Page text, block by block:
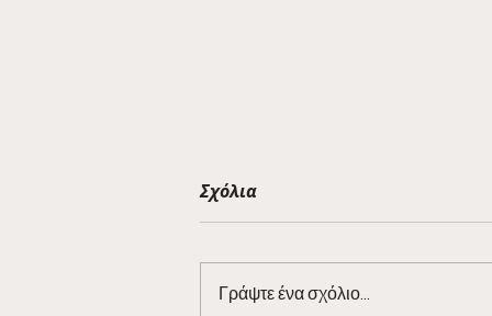
Barman Tales 7/3
Σχόλια
Γράψτε ένα σχόλιο...